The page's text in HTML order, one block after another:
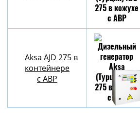
Aksa AJD 275 в
контейнере
c АВР